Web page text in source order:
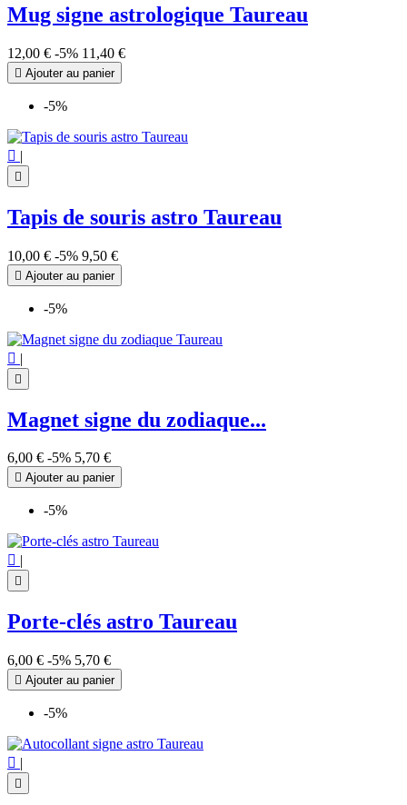
Mug signe astrologique Taureau
12,00 € -5% 11,40 €
 Ajouter au panier
-5%
 |

Tapis de souris astro Taureau
10,00 € -5% 9,50 €
 Ajouter au panier
-5%
 |

Magnet signe du zodiaque...
6,00 € -5% 5,70 €
 Ajouter au panier
-5%
 |

Porte-clés astro Taureau
6,00 € -5% 5,70 €
 Ajouter au panier
-5%
 |
